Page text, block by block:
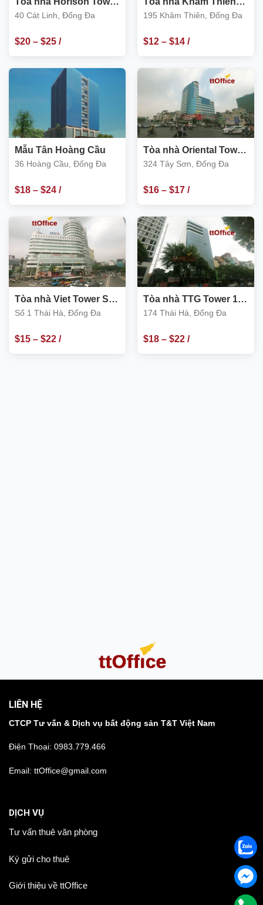
40 Cát Linh
40 Cát Linh, Đống Đa
$20– $25/
m2
Building, số 195 Khâm
195 Khâm Thiên, Đống Đa
$12– $14/
m2
Mẫu Tân Hoàng Cầu
36 Hoàng Cầu, Đống Đa
$18– $24/
m2
Tòa nhà Oriental Tower
324 Tây Sơn, Đống Đa
324 Tây Sơn, Đống Đa
$16– $17/
m2
Tòa nhà Viet Tower Số
1 Thái Hà, Đống Đa
Số 1 Thái Hà, Đống Đa
$15– $22/
Tòa nhà TTG Tower 174
Thái Hà
174 Thái Hà, Đống Đa
$18– $22/
LIÊN HỆ
CTCP Tư vấn & Dịch vụ bất động sản T&T Việt Nam
Điện Thoại: 0983.779.466
Email: ttOffice@gmail.com
DỊCH VỤ
Tư vấn thuê văn phòng
Ký gửi cho thuê
Giới thiệu về ttOffice